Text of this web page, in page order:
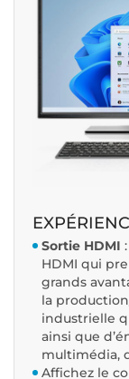
Sortie HDMI
HDMI qui
grands
la
industrielle
ainsi que
multimédia,
Affichez le